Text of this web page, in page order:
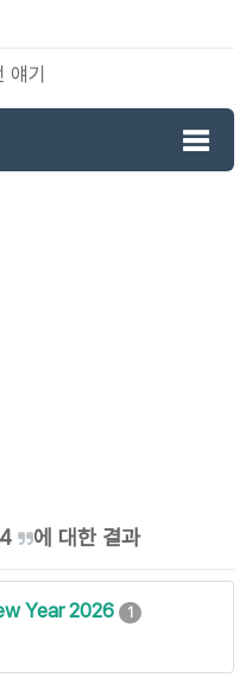
기
에 대한 결과
Year 2026 1